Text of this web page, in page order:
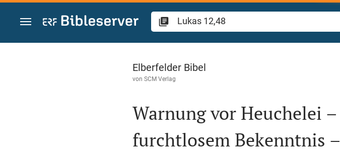
Zum Inhalt springen
Lukas 12
Elberfelder Bibel
von SCM Verlag
Warnung vor Heuchelei
furchtlosem Bekenntnis